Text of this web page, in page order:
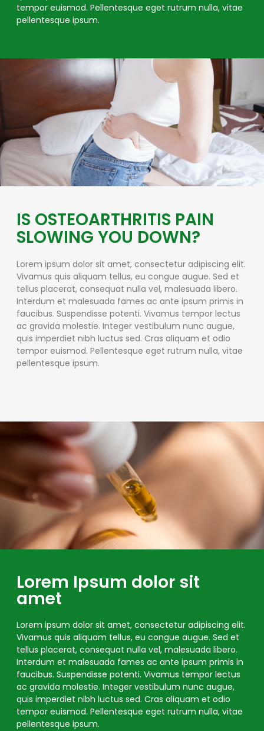
tempor euismod. Pellentesque eget rutrum nulla, vitae
pellentesque ipsum.
IS OSTEOARTHRITIS PAIN
SLOWING YOU DOWN?
Lorem ipsum dolor sit amet, consectetur adipiscing elit.
Vivamus quis aliquam tellus, eu congue augue. Sed et
tellus placerat, consequat nulla vel, malesuada libero.
Interdum et malesuada fames ac ante ipsum primis in
faucibus. Suspendisse potenti. Vivamus tempor lectus
ac gravida molestie. Integer vestibulum nunc augue,
quis imperdiet nibh luctus sed. Cras aliquam et odio
tempor euismod. Pellentesque eget rutrum nulla, vitae
pellentesque ipsum.
Lorem Ipsum dolor sit
amet
Lorem ipsum dolor sit amet, consectetur adipiscing elit.
Vivamus quis aliquam tellus, eu congue augue. Sed et
tellus placerat, consequat nulla vel, malesuada libero.
Interdum et malesuada fames ac ante ipsum primis in
faucibus. Suspendisse potenti. Vivamus tempor lectus
ac gravida molestie. Integer vestibulum nunc augue,
quis imperdiet nibh luctus sed. Cras aliquam et odio
tempor euismod. Pellentesque eget rutrum nulla, vitae
pellentesque ipsum.